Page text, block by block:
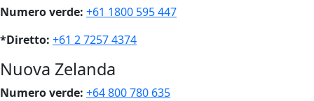
Numero verde: +61 1800 595 447
*Diretto: +61 2 7257 4374
Nuova Zelanda
Numero verde: +64 800 780 635